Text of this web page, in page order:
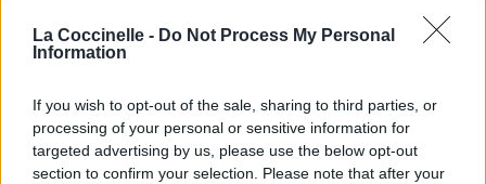
La Coccinelle - Do Not Process My Personal
Information
If you wish to opt-out of the sale, sharing to third parties, or
processing of your personal or sensitive information for
targeted advertising by us, please use the below opt-out
section to confirm your selection. Please note that after your
Pour prolonger le plaisir musical :
Vous aimez chanter, apprenez la guitare chez
Télécharger légalement les MP3 sur